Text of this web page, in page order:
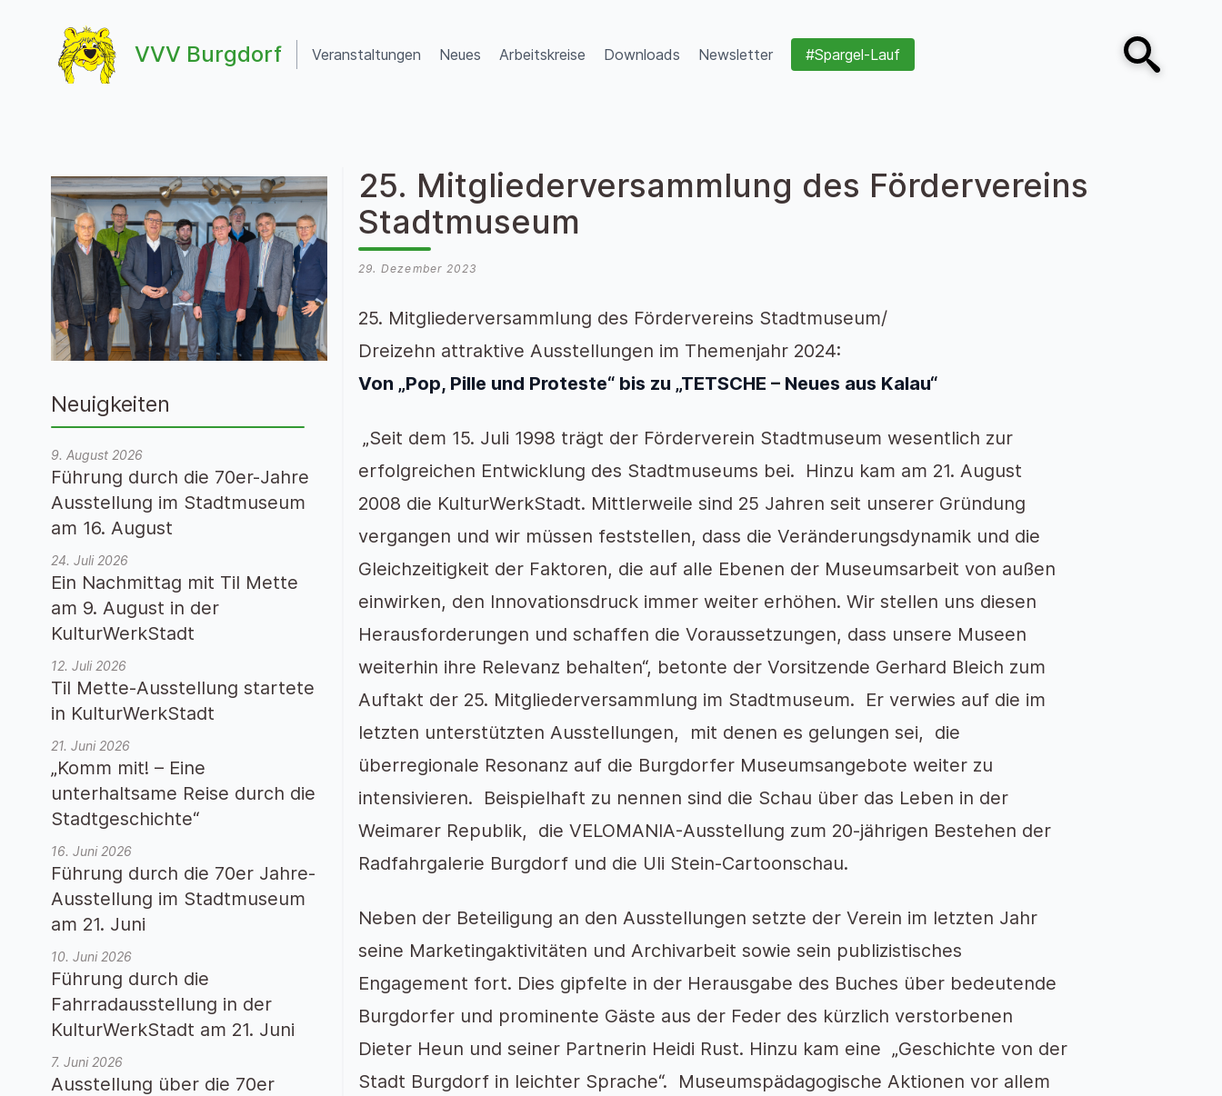
VVV Burgdorf
VVV Burgdorf
Veranstaltungen Neues Arbeitskreise Downloads Newsletter #Spargel-Lauf
Open search
25. Mitgliederversammlung des Fördervereins
Stadtmuseum
29. Dezember 2023
25. Mitgliederversammlung des Fördervereins Stadtmuseum/
Dreizehn attraktive Ausstellungen im Themenjahr 2024:
Von „Pop, Pille und Proteste“ bis zu „TETSCHE – Neues aus Kalau“
„Seit dem 15. Juli 1998 trägt der Förderverein Stadtmuseum wesentlich zur
erfolgreichen Entwicklung des Stadtmuseums bei. Hinzu kam am 21. August
2008 die KulturWerkStadt. Mittlerweile sind 25 Jahren seit unserer Gründung
vergangen und wir müssen feststellen, dass die Veränderungsdynamik und die
Gleichzeitigkeit der Faktoren, die auf alle Ebenen der Museumsarbeit von außen
einwirken, den Innovationsdruck immer weiter erhöhen. Wir stellen uns diesen
Herausforderungen und schaffen die Voraussetzungen, dass unsere Museen
weiterhin ihre Relevanz behalten“, betonte der Vorsitzende Gerhard Bleich zum
Auftakt der 25. Mitgliederversammlung im Stadtmuseum. Er verwies auf die im
letzten unterstützten Ausstellungen, mit denen es gelungen sei, die
überregionale Resonanz auf die Burgdorfer Museumsangebote weiter zu
intensivieren. Beispielhaft zu nennen sind die Schau über das Leben in der
Weimarer Republik, die VELOMANIA-Ausstellung zum 20-jährigen Bestehen der
Radfahrgalerie Burgdorf und die Uli Stein-Cartoonschau.
Neben der Beteiligung an den Ausstellungen setzte der Verein im letzten Jahr
seine Marketingaktivitäten und Archivarbeit sowie sein publizistisches
Engagement fort. Dies gipfelte in der Herausgabe des Buches über bedeutende
Burgdorfer und prominente Gäste aus der Feder des kürzlich verstorbenen
Dieter Heun und seiner Partnerin Heidi Rust. Hinzu kam eine „Geschichte von der
Stadt Burgdorf in leichter Sprache“. Museumspädagogische Aktionen vor allem
Neuigkeiten
9. August 2026
Führung durch die 70er-Jahre
Ausstellung im Stadtmuseum
am 16. August
24. Juli 2026
Ein Nachmittag mit Til Mette
am 9. August in der
KulturWerkStadt
12. Juli 2026
Til Mette-Ausstellung startete
in KulturWerkStadt
21. Juni 2026
„Komm mit! – Eine
unterhaltsame Reise durch die
Stadtgeschichte“
16. Juni 2026
Führung durch die 70er Jahre-
Ausstellung im Stadtmuseum
am 21. Juni
10. Juni 2026
Führung durch die
Fahrradausstellung in der
KulturWerkStadt am 21. Juni
7. Juni 2026
Ausstellung über die 70er